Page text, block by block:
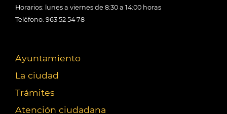
Horarios: lunes a viernes de 8:30 a 14:00 horas
Teléfono: 963 52 54 78
Ayuntamiento
La ciudad
Trámites
Atención ciudadana